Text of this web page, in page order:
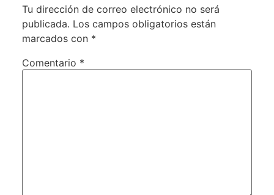
Tu dirección de correo electrónico no será
publicada. Los campos obligatorios están
marcados con *
Comentario *